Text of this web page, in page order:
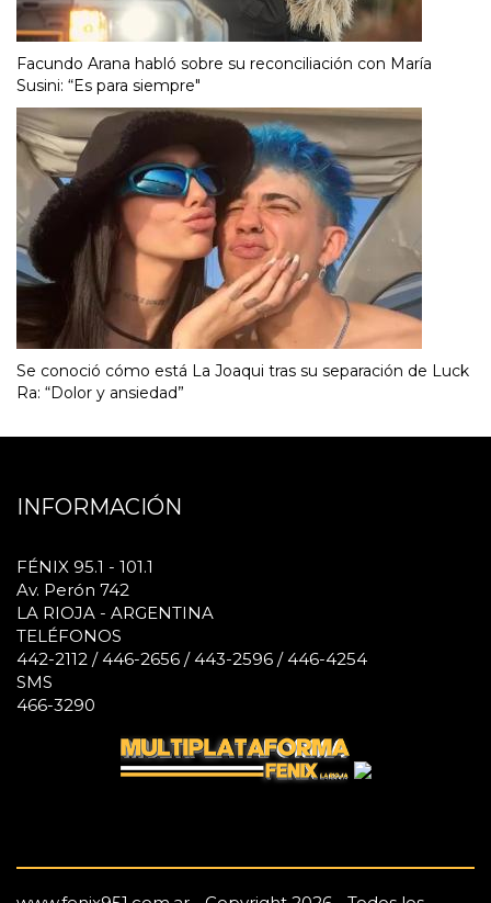
Facundo Arana habló sobre su reconciliación con María
Susini: “Es para siempre"
Se conoció cómo está La Joaqui tras su separación de Luck
Ra: “Dolor y ansiedad”
INFORMACIÓN
FÉNIX 95.1 - 101.1
Av. Perón 742
LA RIOJA - ARGENTINA
TELÉFONOS
442-2112 / 446-2656 / 443-2596 / 446-4254
SMS
466-3290